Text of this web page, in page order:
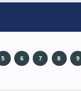
5 6 7 8 9